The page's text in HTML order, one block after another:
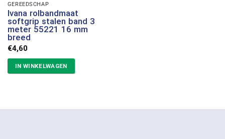
GEREEDSCHAP
Ivana rolbandmaat
softgrip stalen band 3
meter 55221 16 mm
breed
€4,60
IN WINKELWAGEN